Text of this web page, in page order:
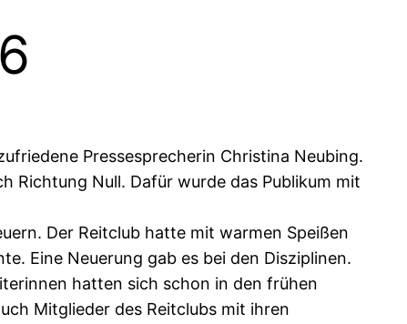
Pressesprecherin Christina Neubing.
Richtung Null. Dafür wurde das Publikum mit
Der Reitclub hatte mit warmen Speißen
Eine Neuerung gab es bei den Disziplinen.
hatten sich schon in den frühen
Mitglieder des Reitclubs mit ihren